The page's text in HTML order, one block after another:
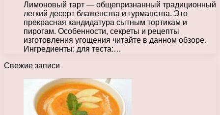
Лимоновый тарт — общепризнанный традиционный
легкий десерт блаженства и гурманства. Это
прекрасная кандидатура сытным тортикам и
пирогам. Особенности, секреты и рецепты
изготовления угощения читайте в данном обзоре.
Ингредиенты: для теста:…
Свежие записи